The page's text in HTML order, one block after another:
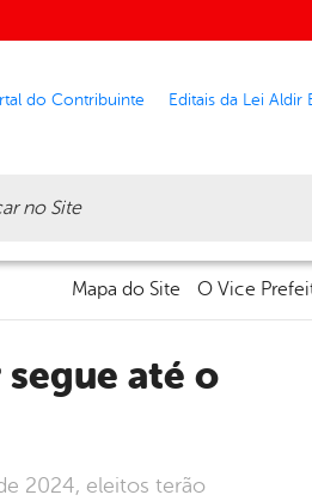
do Contribuinte Editais da Lei Aldir
Mapa do Site O Vice
2024, eleitos terão